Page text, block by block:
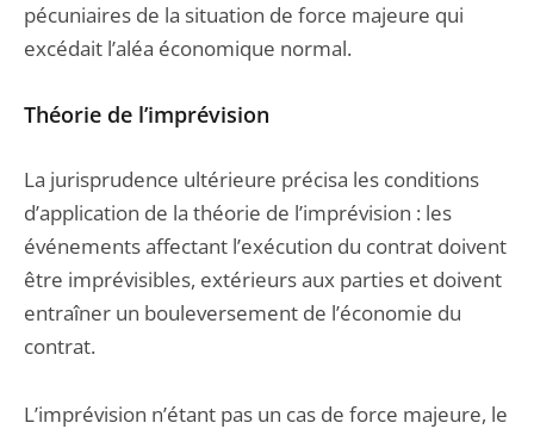
pécuniaires de la situation de force majeure qui
excédait l’aléa économique normal.
Théorie de l’imprévision
La jurisprudence ultérieure précisa les conditions
d’application de la théorie de l’imprévision : les
événements affectant l’exécution du contrat doivent
être imprévisibles, extérieurs aux parties et doivent
entraîner un bouleversement de l’économie du
contrat.
L’imprévision n’étant pas un cas de force majeure, le